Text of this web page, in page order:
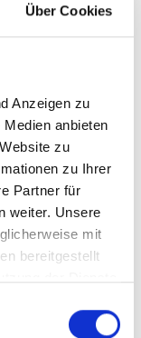
Über Cookies
Anzeigen zu
anbieten
zu
zu Ihrer
Partner für
weiter. Unsere
mit
bereitgestellt